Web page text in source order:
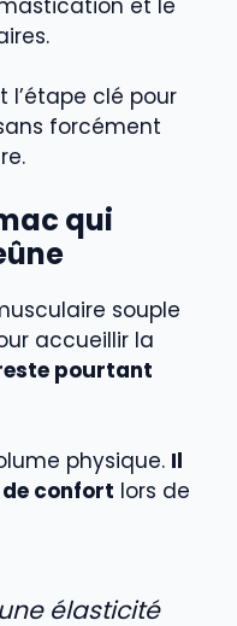
l’étape clé pour
forcément
qui
souple
accueillir la
pourtant
physique. Il
confort lors de
élasticité